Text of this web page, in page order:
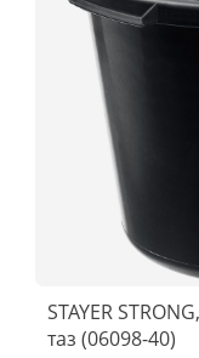
STAYER
таз (06098-40)